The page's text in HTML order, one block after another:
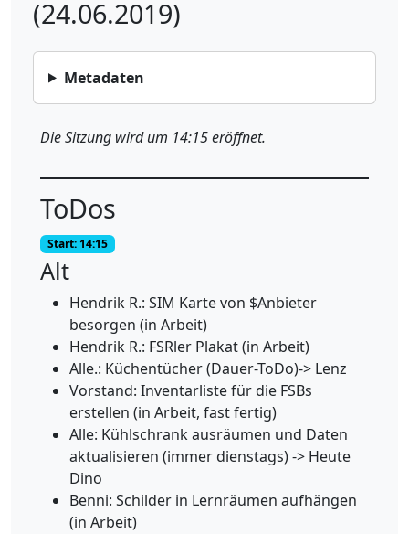
(24.06.2019)
Metadaten
Die Sitzung wird um 14:15 eröffnet.
ToDos
Start: 14:15
Alt
Hendrik R.: SIM Karte von $Anbieter
besorgen (in Arbeit)
Hendrik R.: FSRler Plakat (in Arbeit)
Alle.: Küchentücher (Dauer-ToDo)-> Lenz
Vorstand: Inventarliste für die FSBs
erstellen (in Arbeit, fast fertig)
Alle: Kühlschrank ausräumen und Daten
aktualisieren (immer dienstags) -> Heute
Dino
Benni: Schilder in Lernräumen aufhängen
(in Arbeit)